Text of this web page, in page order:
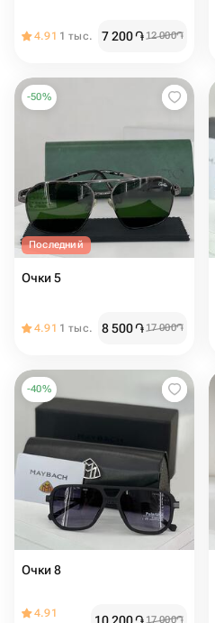
4.91 1 тыс. 7 200֏12 000֏
-50%
Последний
Очки 5
4.91 1 тыс. 8 500֏17 000֏
-40%
Очки 8
4.91
17 000֏